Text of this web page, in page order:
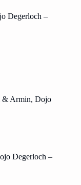
Degerloch –
& Armin, Dojo
Degerloch –